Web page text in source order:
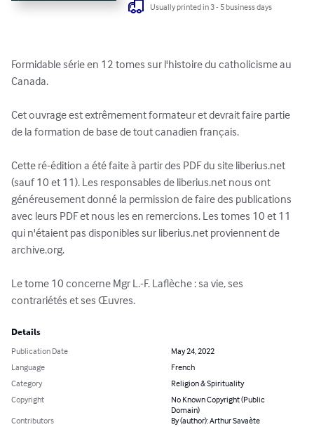
Usually printed in 3 - 5 business days
Formidable série en 12 tomes sur l'histoire du catholicisme au
Canada.
Cet ouvrage est extrêmement formateur et devrait faire partie
de la formation de base de tout canadien français.
Cette ré-édition a été faite à partir des PDF du site liberius.net
(sauf 10 et 11). Les responsables de liberius.net nous ont
généreusement donné la permission de faire des publications
avec leurs PDF et nous les en remercions. Les tomes 10 et 11
qui n'étaient pas disponibles sur liberius.net proviennent de
archive.org.
Le tome 10 concerne Mgr L.-F. Laflèche : sa vie, ses
contrariétés et ses Œuvres.
Details
Publication Date
May 24, 2022
Language
French
Category
Religion & Spirituality
Copyright
No Known Copyright (Public
Domain)
Contributors
By (author): Arthur Savaète